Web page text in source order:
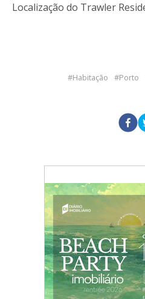
Localização do Trawler
Habitação Porto